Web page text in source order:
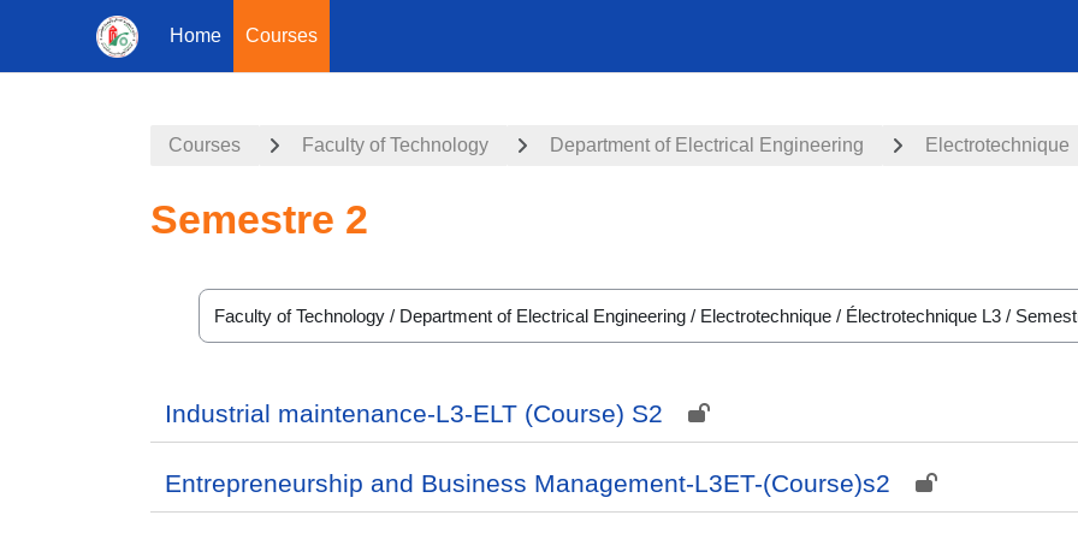
Home Courses
Courses Faculty of Technology Department of Electrical Engineering Electrotechnique
Semestre 2
Course categories
Industrial maintenance-L3-ELT (Course) S2
Entrepreneurship and Business Management-L3ET-(Course)s2